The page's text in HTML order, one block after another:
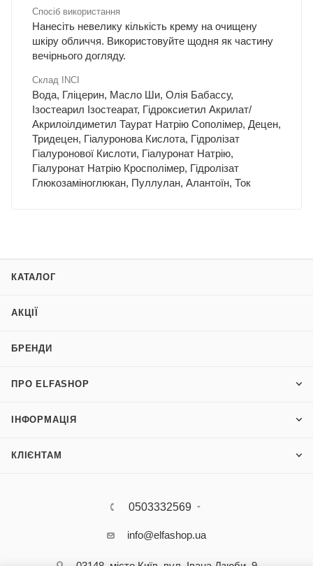
Спосіб використання
Нанесіть невелику кількість крему на очищену
шкіру обличчя. Використовуйте щодня як частину
вечірнього догляду.
Склад INCI
Вода, Гліцерин, Масло Ши, Олія Бабассу,
Ізостеарил Ізостеарат, Гідроксиетил Акрилат/
Акрилоілдиметил Таурат Натрію Сополімер, Децен,
Тридецен, Гіалуронова Кислота, Гідролізат
Гіалуронової Кислоти, Гіалуронат Натрію,
Гіалуронат Натрію Кросполімер, Гідролізат
Глюкозаміноглюкан, Пуллулан, Алантоїн, Ток
КАТАЛОГ
АКЦІЇ
БРЕНДИ
ПРО ELFASHOP
ІНФОРМАЦІЯ
КЛІЄНТАМ
0503332569
info@elfashop.ua